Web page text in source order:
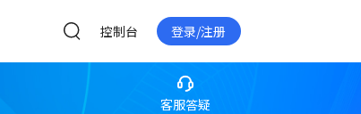
控制台 登录/注册
客服答疑